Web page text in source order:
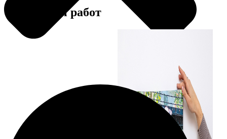
Примеры работ